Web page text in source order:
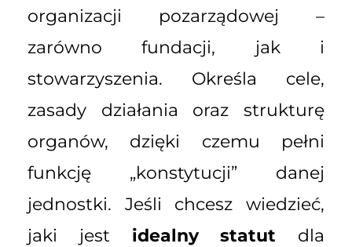
organizacji pozarządowej –
zarówno fundacji, jak i
stowarzyszenia. Określa cele,
zasady działania oraz strukturę
organów, dzięki czemu pełni
funkcję „konstytucji” danej
jednostki. Jeśli chcesz wiedzieć,
jaki jest idealny statut dla